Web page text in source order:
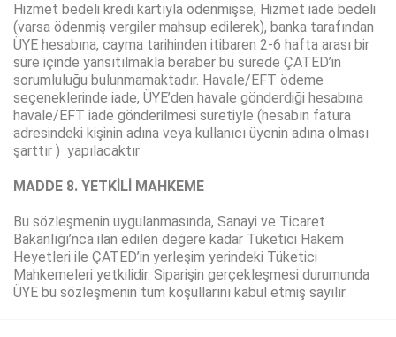
Hizmet bedeli kredi kartıyla ödenmişse, Hizmet iade bedeli
(varsa ödenmiş vergiler mahsup edilerek), banka tarafından
ÜYE hesabına, cayma tarihinden itibaren 2-6 hafta arası bir
süre içinde yansıtılmakla beraber bu sürede ÇATED’in
sorumluluğu bulunmamaktadır. Havale/EFT ödeme
seçeneklerinde iade, ÜYE’den havale gönderdiği hesabına
havale/EFT iade gönderilmesi suretiyle (hesabın fatura
adresindeki kişinin adına veya kullanıcı üyenin adına olması
şarttır ) yapılacaktır
MADDE 8. YETKİLİ MAHKEME
Bu sözleşmenin uygulanmasında, Sanayi ve Ticaret
Bakanlığı’nca ilan edilen değere kadar Tüketici Hakem
Heyetleri ile ÇATED’in yerleşim yerindeki Tüketici
Mahkemeleri yetkilidir. Siparişin gerçekleşmesi durumunda
ÜYE bu sözleşmenin tüm koşullarını kabul etmiş sayılır.